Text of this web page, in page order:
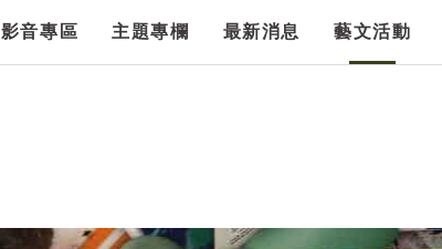
影音專區 主題專欄 最新消息 藝文活動